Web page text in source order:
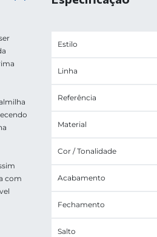
com
Estilo
Linha
Referência
Material
Cor / Tonalidade
Acabamento
Fechamento
Salto